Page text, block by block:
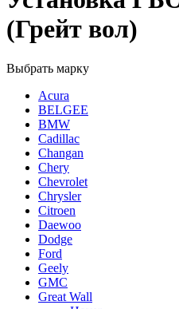
(Грейт вол)
Выбрать марку
Acura
BELGEE
BMW
Cadillac
Changan
Chery
Chevrolet
Chrysler
Citroen
Daewoo
Dodge
Ford
Geely
GMC
Great Wall